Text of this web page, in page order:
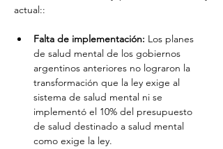
actual::
Falta de implementación: Los planes
de salud mental de los gobiernos
argentinos anteriores no lograron la
transformación que la ley exige al
sistema de salud mental ni se
implementó el 10% del presupuesto
de salud destinado a salud mental
como exige la ley.